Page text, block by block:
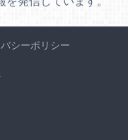
シーポリシー